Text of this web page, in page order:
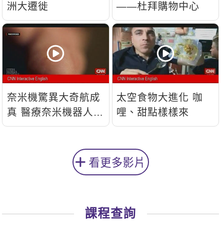
洲大遷徙
——杜拜購物中心
奈米機驚異大奇航成
真 醫療奈米機器人問
世
太空食物大進化 咖
哩、甜點樣樣來
看更多影片
課程查詢